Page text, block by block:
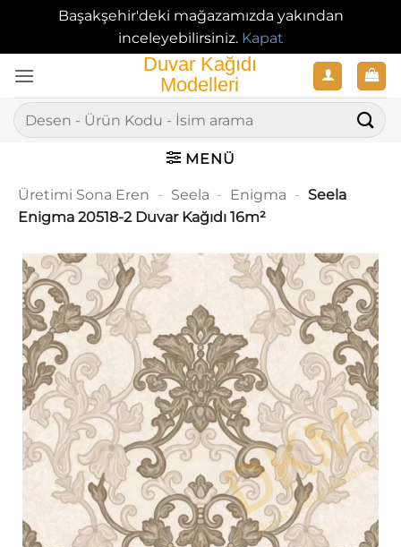
Başakşehir'deki mağazamızda yakından
inceleyebilirsiniz. Kapat
atla
Ara:
MENÜ
Üretimi Sona Eren - Seela - Enigma - Seela
Enigma 20518-2 Duvar Kağıdı 16m²